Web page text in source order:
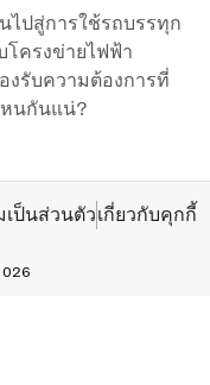
ไปสู่การใช้รถบรรทุก
โครงข่ายไฟฟ้า
งรับความต้องการที่
นกันแน่?
เป็นส่วนตัวเกี่ยวกับคุกกี้